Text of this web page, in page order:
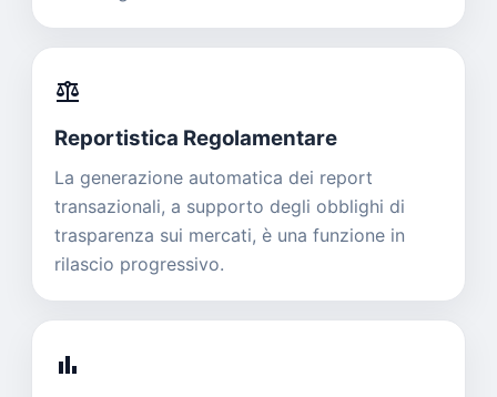
balance
Reportistica Regolamentare
La generazione automatica dei report
transazionali, a supporto degli obblighi di
trasparenza sui mercati, è una funzione in
rilascio progressivo.
bar_chart